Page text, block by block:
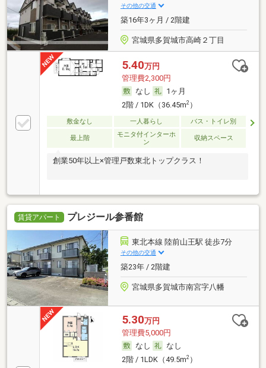
その他の交通
築16年3ヶ月 / 2階建
宮城県多賀城市高崎２丁目
5.40万円
管理費2,300円
なし
1ヶ月
2階 / 1DK（36.45m2）
敷金なし 一人暮らし バス・トイレ別
最上階
モニタ付インターホ
ン
収納スペース
創業50年以上×管理戸数東北トップクラス！
賃貸アパート プレジール参番館
東北本線 陸前山王駅 徒歩7分
その他の交通
築23年 / 2階建
宮城県多賀城市南宮字八幡
5.30万円
管理費5,000円
なし
なし
2階 / 1LDK（49.5m2）